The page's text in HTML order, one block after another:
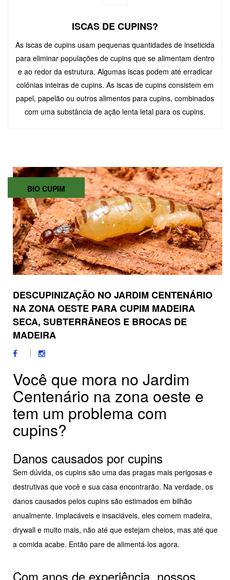
ISCAS DE CUPINS?
As iscas de cupins usam pequenas quantidades de inseticida
para eliminar populações de cupins que se alimentam dentro
e ao redor da estrutura. Algumas iscas podem até erradicar
colônias inteiras de cupins. As iscas de cupins consistem em
papel, papelão ou outros alimentos para cupins, combinados
com uma substância de ação lenta letal para os cupins.
BIO CUPIM
DESCUPINIZAÇÃO NO JARDIM CENTENÁRIO
NA ZONA OESTE PARA CUPIM MADEIRA
SECA, SUBTERRÂNEOS E BROCAS DE
MADEIRA
Você que mora no Jardim
Centenário na zona oeste e
tem um problema com
cupins?
Danos causados por cupins
Sem dúvida, os cupins são uma das pragas mais perigosas e
destrutivas que você e sua casa encontrarão. Na verdade, os
danos causados pelos cupins são estimados em bilhão
anualmente. Implacáveis e insaciáveis, eles comem madeira,
drywall e muito mais, não até que estejam cheios, mas até que
a comida acabe. Então pare de alimentá-los agora.
Com anos de experiência, nossos